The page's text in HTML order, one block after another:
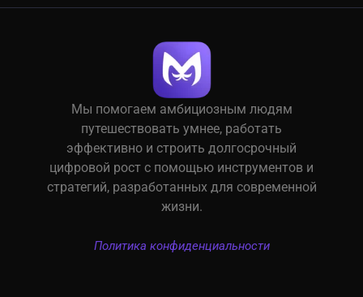
Мы помогаем амбициозным людям
путешествовать умнее, работать
эффективно и строить долгосрочный
цифровой рост с помощью инструментов и
стратегий, разработанных для современной
жизни.
Политика конфиденциальности